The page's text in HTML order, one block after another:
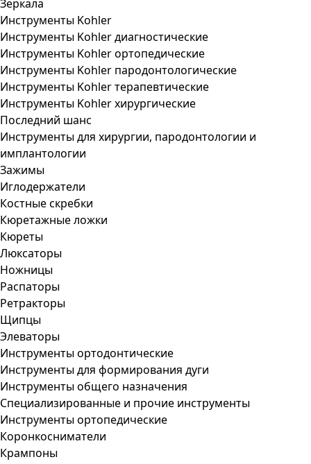
Зеркала
Инструменты Kohler
Инструменты Kohler диагностические
Инструменты Kohler ортопедические
Инструменты Kohler пародонтологические
Инструменты Kohler терапевтические
Инструменты Kohler хирургические
Последний шанс
Инструменты для хирургии, пародонтологии и
имплантологии
Зажимы
Иглодержатели
Костные скребки
Кюретажные ложки
Кюреты
Люксаторы
Ножницы
Распаторы
Ретракторы
Щипцы
Элеваторы
Инструменты ортодонтические
Инструменты для формирования дуги
Инструменты общего назначения
Специализированные и прочие инструменты
Инструменты ортопедические
Коронкосниматели
Крампоны